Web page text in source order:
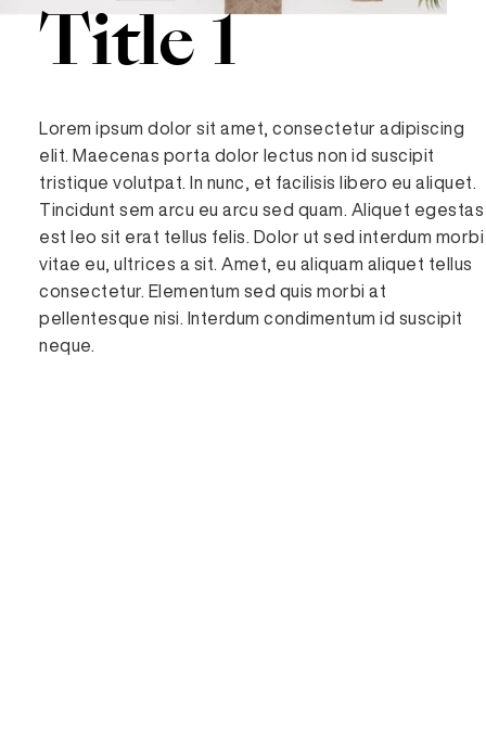
Title 1
Lorem ipsum dolor sit amet, consectetur adipiscing
elit. Maecenas porta dolor lectus non id suscipit
tristique volutpat. In nunc, et facilisis libero eu aliquet.
Tincidunt sem arcu eu arcu sed quam. Aliquet egestas
est leo sit erat tellus felis. Dolor ut sed interdum morbi
vitae eu, ultrices a sit. Amet, eu aliquam aliquet tellus
consectetur. Elementum sed quis morbi at
pellentesque nisi. Interdum condimentum id suscipit
neque.